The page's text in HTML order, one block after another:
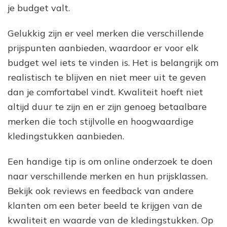
je budget valt.
Gelukkig zijn er veel merken die verschillende
prijspunten aanbieden, waardoor er voor elk
budget wel iets te vinden is. Het is belangrijk om
realistisch te blijven en niet meer uit te geven
dan je comfortabel vindt. Kwaliteit hoeft niet
altijd duur te zijn en er zijn genoeg betaalbare
merken die toch stijlvolle en hoogwaardige
kledingstukken aanbieden.
Een handige tip is om online onderzoek te doen
naar verschillende merken en hun prijsklassen.
Bekijk ook reviews en feedback van andere
klanten om een beter beeld te krijgen van de
kwaliteit en waarde van de kledingstukken. Op